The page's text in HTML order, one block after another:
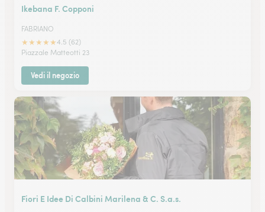
Ikebana F. Copponi
FABRIANO
★★★★★4.5 (62)
Piazzale Matteotti 23
Vedi il negozio
Fiori E Idee Di Calbini Marilena & C. S.a.s.